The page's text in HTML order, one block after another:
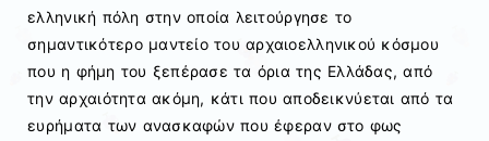
ελληνική πόλη στην οποία λειτούργησε το
σημαντικότερο μαντείο του αρχαιοελληνικού κόσμου
που η φήμη του ξεπέρασε τα όρια της Ελλάδας, από
την αρχαιότητα ακόμη, κάτι που αποδεικνύεται από τα
ευρήματα των ανασκαφών που έφεραν στο φως